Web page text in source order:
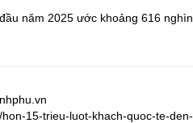
năm 2025 ước khoảng 616 nghìn
15-trieu-luot-khach-quoc-te-